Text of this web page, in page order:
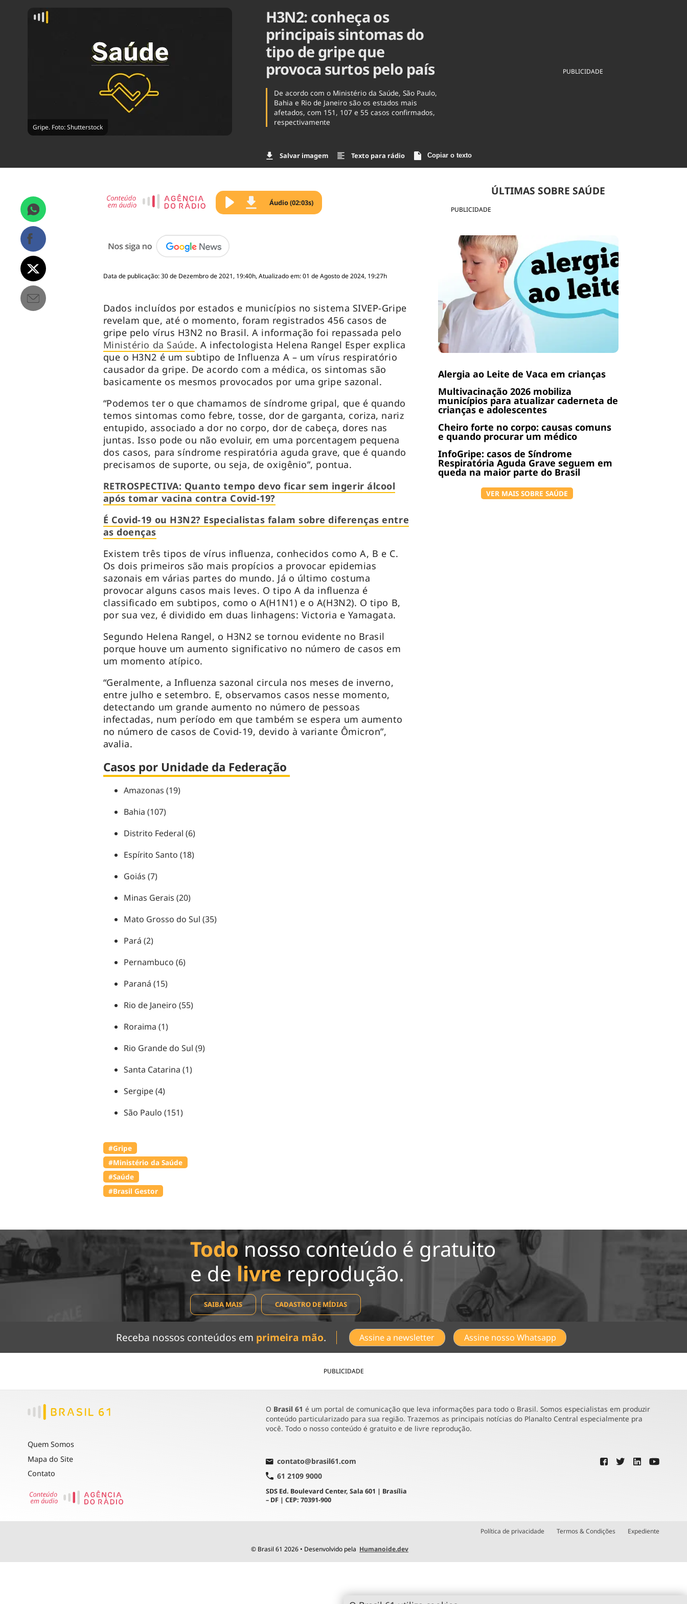
Comportamento
Gripe. Foto: Shutterstock
H3N2: conheça os
principais sintomas do
tipo de gripe que
provoca surtos pelo país
De acordo com o Ministério da Saúde, São Paulo,
Bahia e Rio de Janeiro são os estados mais
afetados, com 151, 107 e 55 casos confirmados,
respectivamente
Salvar imagem Texto para rádio Copiar o texto
PUBLICIDADE
PUBLICIDADE
ÚLTIMAS SOBRE SAÚDE
Alergia ao Leite de Vaca em crianças
Multivacinação 2026 mobiliza
municípios para atualizar caderneta de
crianças e adolescentes
Cheiro forte no corpo: causas comuns
e quando procurar um médico
InfoGripe: casos de Síndrome
Respiratória Aguda Grave seguem em
queda na maior parte do Brasil
VER MAIS SOBRE SAÚDE
Áudio (02:03s)
Data de publicação: 30 de Dezembro de 2021, 19:40h, Atualizado em: 01 de Agosto de 2024, 19:27h
Dados incluídos por estados e municípios no sistema SIVEP-Gripe
revelam que, até o momento, foram registrados 456 casos de
gripe pelo vírus H3N2 no Brasil. A informação foi repassada pelo
Ministério da Saúde. A infectologista Helena Rangel Esper explica
que o H3N2 é um subtipo de Influenza A – um vírus respiratório
causador da gripe. De acordo com a médica, os sintomas são
basicamente os mesmos provocados por uma gripe sazonal.
“Podemos ter o que chamamos de síndrome gripal, que é quando
temos sintomas como febre, tosse, dor de garganta, coriza, nariz
entupido, associado a dor no corpo, dor de cabeça, dores nas
juntas. Isso pode ou não evoluir, em uma porcentagem pequena
dos casos, para síndrome respiratória aguda grave, que é quando
precisamos de suporte, ou seja, de oxigênio”, pontua.
RETROSPECTIVA: Quanto tempo devo ficar sem ingerir álcool
após tomar vacina contra Covid-19?
É Covid-19 ou H3N2? Especialistas falam sobre diferenças entre
as doenças
Existem três tipos de vírus influenza, conhecidos como A, B e C.
Os dois primeiros são mais propícios a provocar epidemias
sazonais em várias partes do mundo. Já o último costuma
provocar alguns casos mais leves. O tipo A da influenza é
classificado em subtipos, como o A(H1N1) e o A(H3N2). O tipo B,
por sua vez, é dividido em duas linhagens: Victoria e Yamagata.
Segundo Helena Rangel, o H3N2 se tornou evidente no Brasil
porque houve um aumento significativo no número de casos em
um momento atípico.
“Geralmente, a Influenza sazonal circula nos meses de inverno,
entre julho e setembro. E, observamos casos nesse momento,
detectando um grande aumento no número de pessoas
infectadas, num período em que também se espera um aumento
no número de casos de Covid-19, devido à variante Ômicron”,
avalia.
Casos por Unidade da Federação
Amazonas (19)
Bahia (107)
Distrito Federal (6)
Espírito Santo (18)
Goiás (7)
Minas Gerais (20)
Mato Grosso do Sul (35)
Pará (2)
Pernambuco (6)
Paraná (15)
Rio de Janeiro (55)
Roraima (1)
Rio Grande do Sul (9)
Santa Catarina (1)
Sergipe (4)
São Paulo (151)
#Gripe
#Ministério da Saúde
#Saúde
#Brasil Gestor
Todonosso conteúdo é gratuito
e de livre reprodução.
SAIBA MAIS CADASTRO DE MÍDIAS
Receba nossos conteúdos em primeira mão. Assine a newsletter Assine nosso Whatsapp
PUBLICIDADE
Quem Somos
Mapa do Site
Contato
O Brasil 61 é um portal de comunicação que leva informações para todo o Brasil. Somos especialistas em produzir
conteúdo particularizado para sua região. Trazemos as principais notícias do Planalto Central especialmente pra
você. Todo o nosso conteúdo é gratuito e de livre reprodução.
contato@brasil61.com
61 2109 9000
SDS Ed. Boulevard Center, Sala 601 | Brasília
– DF | CEP: 70391-900
Política de privacidade Termos & Condições Expediente
© Brasil 61 2026 • Desenvolvido pela Humanoide.dev